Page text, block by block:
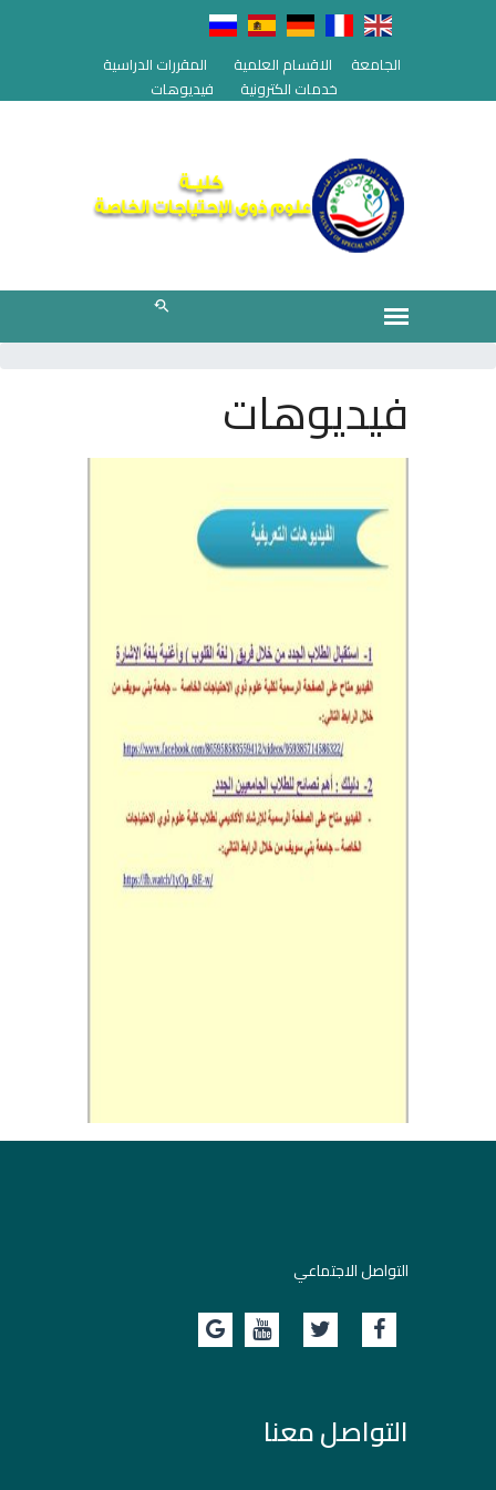
الجامعة الاقسام العلمية
المقررات الدراسية
خدمات الكترونية
فيديوهات
فيديوهات
التواصل الاجتماعي
التواصل معنا